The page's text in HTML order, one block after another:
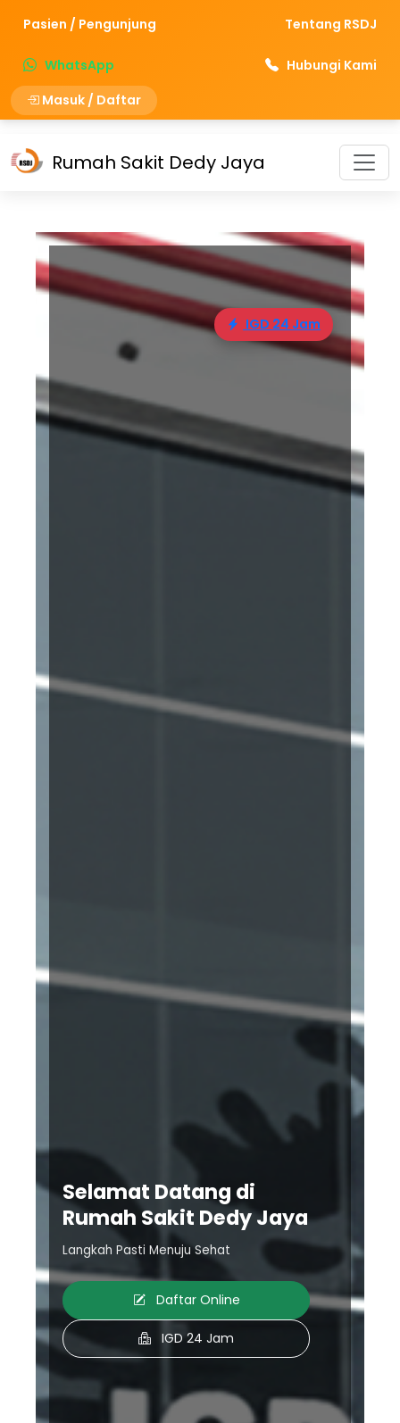
Pasien / Pengunjung Tentang RSDJ
WhatsApp
Hubungi Kami
Masuk / Daftar
Rumah Sakit Dedy Jaya
IGD 24 Jam
Selamat Datang di
Rumah Sakit Dedy Jaya
Langkah Pasti Menuju Sehat
Daftar Online
IGD 24 Jam